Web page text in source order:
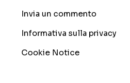
Invia un commento
Informativa sulla privacy
Cookie Notice